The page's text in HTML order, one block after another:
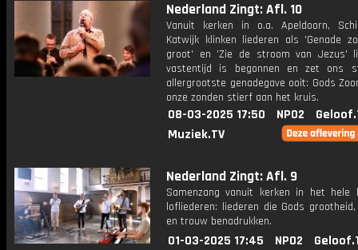
Nederland Zingt: Afl. 10
Vanuit kerken in o.a. Apeldoorn,
Katwijk klinken liederen als 'Genade
groot' en 'Zie de stroom van Jezus'
vastentijd is begonnen en zet ons
allergrootste genadegave ooit: Gods
onze zonden stierf aan het kruis.
08-03-2025 17:50 NPO2
Muziek.TV
Nederland Zingt: Afl. 9
Samenzang vanuit kerken in het hele
lofliederen: liederen die Gods
en trouw benadrukken.
01-03-2025 17:45 NPO2